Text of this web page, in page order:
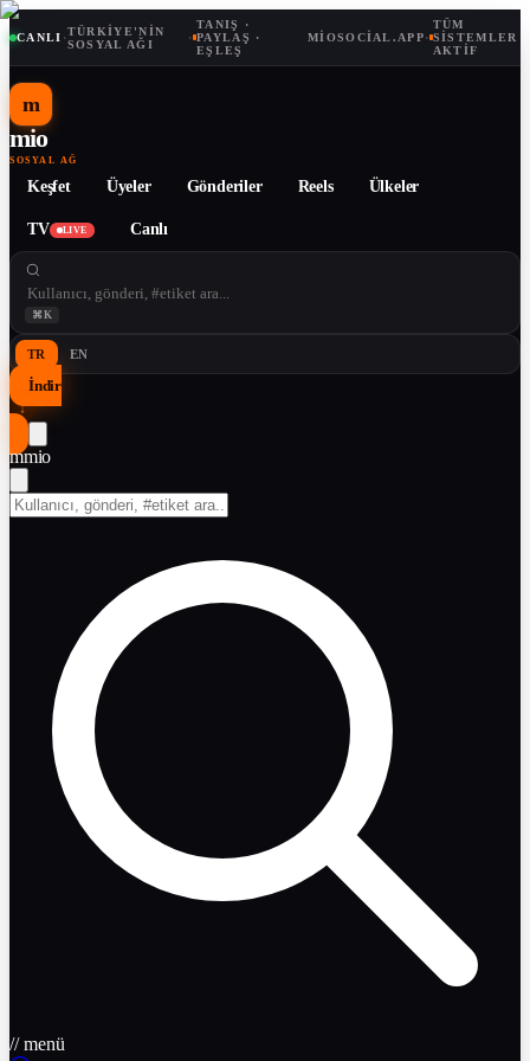
CANLI ·TÜRKIYE'NIN
SOSYAL AĞI
·
TANIŞ ·
PAYLAŞ ·
EŞLEŞ
MIOSOCIAL.APP·
TÜM
SISTEMLER
AKTIF
m
mio
SOSYAL AĞ
Keşfet Üyeler Gönderiler Reels Ülkeler
TV LIVE Canlı
⌘K
TR EN
İndir
↓
mmio
// menü